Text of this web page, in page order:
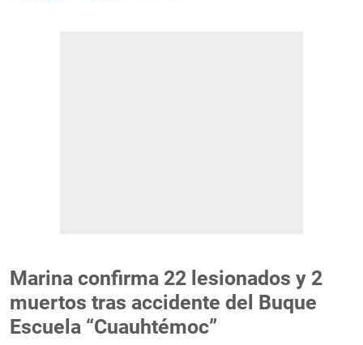
Marina confirma 22 lesionados y 2
muertos tras accidente del Buque
Escuela “Cuauhtémoc”